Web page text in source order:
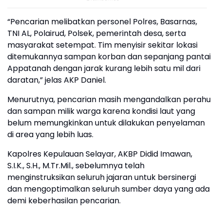
“Pencarian melibatkan personel Polres, Basarnas,
TNI AL, Polairud, Polsek, pemerintah desa, serta
masyarakat setempat. Tim menyisir sekitar lokasi
ditemukannya sampan korban dan sepanjang pantai
Appatanah dengan jarak kurang lebih satu mil dari
daratan,” jelas AKP Daniel.
Menurutnya, pencarian masih mengandalkan perahu
dan sampan milik warga karena kondisi laut yang
belum memungkinkan untuk dilakukan penyelaman
di area yang lebih luas.
Kapolres Kepulauan Selayar, AKBP Didid Imawan,
S.I.K., S.H., M.Tr.Mil., sebelumnya telah
menginstruksikan seluruh jajaran untuk bersinergi
dan mengoptimalkan seluruh sumber daya yang ada
demi keberhasilan pencarian.